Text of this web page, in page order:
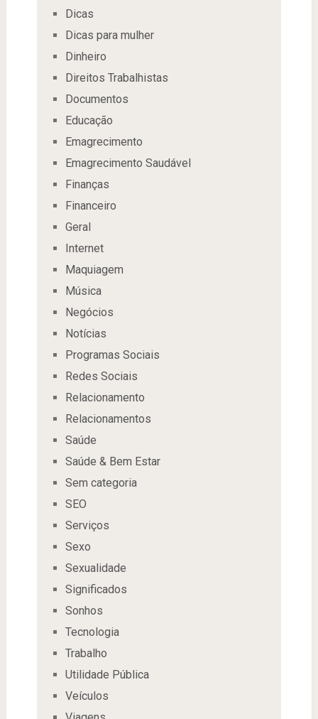
Dicas
Dicas para mulher
Dinheiro
Direitos Trabalhistas
Documentos
Educação
Emagrecimento
Emagrecimento Saudável
Finanças
Financeiro
Geral
Internet
Maquiagem
Música
Negócios
Notícias
Programas Sociais
Redes Sociais
Relacionamento
Relacionamentos
Saúde
Saúde & Bem Estar
Sem categoria
SEO
Serviços
Sexo
Sexualidade
Significados
Sonhos
Tecnologia
Trabalho
Utilidade Pública
Veículos